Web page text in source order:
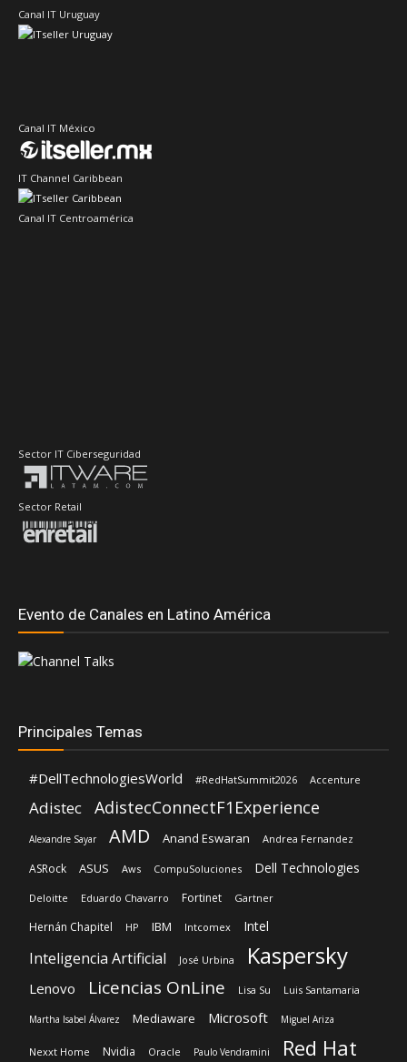
Canal IT Uruguay
Canal IT México
IT Channel Caribbean
Canal IT Centroamérica
Sector IT Ciberseguridad
Sector Retail
Evento de Canales en Latino América
Principales Temas
#DellTechnologiesWorld #RedHatSummit2026 Accenture
Adistec AdistecConnectF1Experience
Alexandre Sayar AMD Anand Eswaran Andrea Fernandez
ASRock ASUS Aws CompuSoluciones Dell Technologies
Deloitte Eduardo Chavarro Fortinet Gartner
Hernán Chapitel HP IBM Intcomex Intel
Inteligencia Artificial José Urbina Kaspersky
Lenovo Licencias OnLine Lisa Su Luis Santamaria
Martha Isabel Álvarez Mediaware Microsoft Miguel Ariza
Nexxt Home Nvidia Oracle Paulo Vendramini Red Hat